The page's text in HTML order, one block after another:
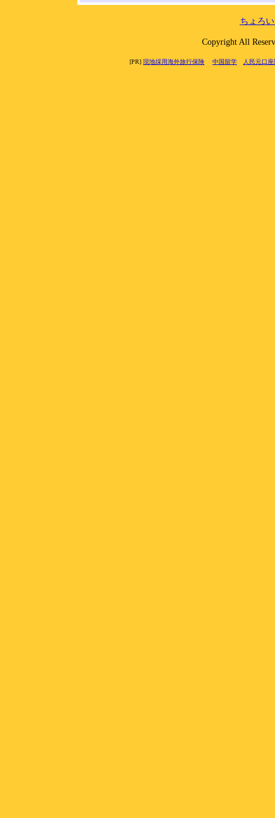
ちょろ
Copyright All
[PR] 現地採用海外旅行保険 中国留学 人民元口